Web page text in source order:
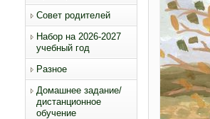
Совет родителей
Набор на 2026-2027
учебный год
Разное
Домашнее задание/
дистанционное
обучение